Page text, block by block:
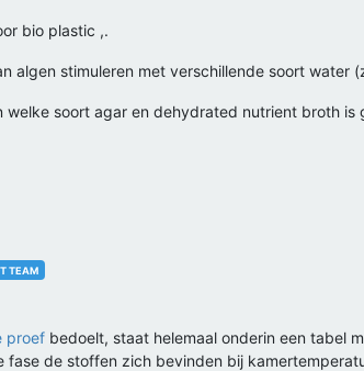
bio plastic ,.
algen stimuleren met verschillende soort water
welke soort agar en dehydrated nutrient broth is
TEAM
proef bedoelt, staat helemaal onderin een tabel
fase de stoffen zich bevinden bij